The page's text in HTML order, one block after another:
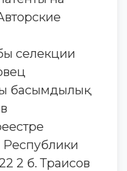
селекции
басымдылық
2 б. Траисов